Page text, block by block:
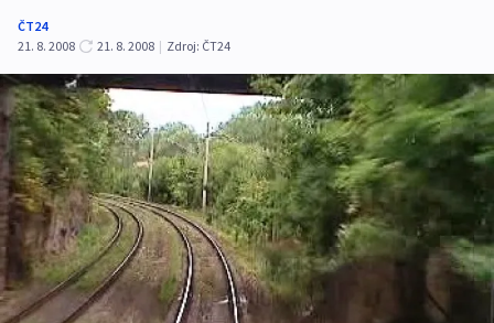
ČT24
21. 8. 2008
21. 8. 2008 | Zdroj: ČT24